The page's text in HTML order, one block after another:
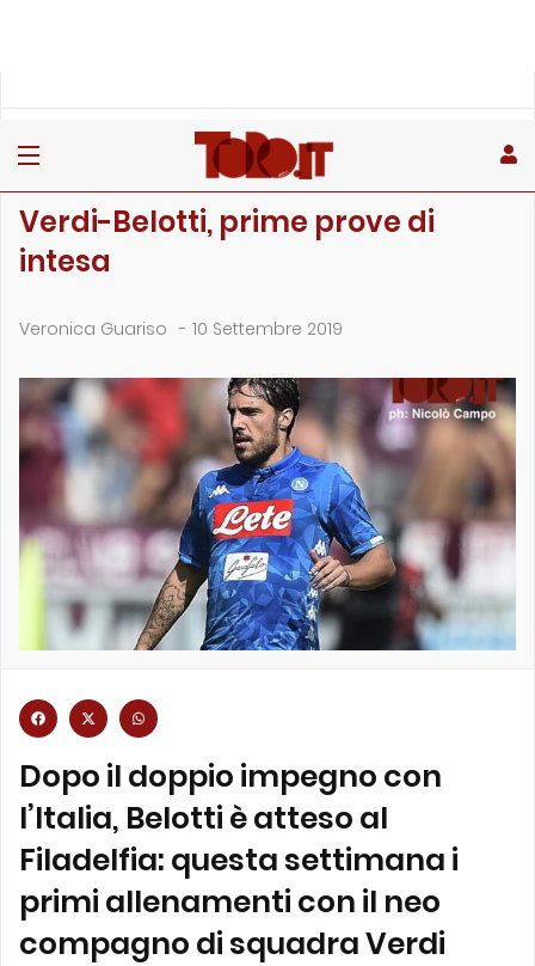
Verdi-Belotti, prime prove di
intesa
Veronica Guariso - 10 Settembre 2019
Dopo il doppio impegno con
l’Italia, Belotti è atteso al
Filadelfia: questa settimana i
primi allenamenti con il neo
compagno di squadra Verdi